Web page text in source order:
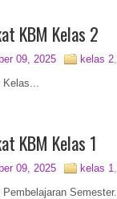
KBM Kelas 2
09, 2025 kelas 2,
Kelas...
KBM Kelas 1
09, 2025 kelas 1,
Pembelajaran